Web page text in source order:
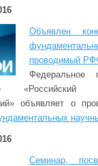
Объявлен
проводимый
Федеральное
«Российский
объявляет о
Семинар,